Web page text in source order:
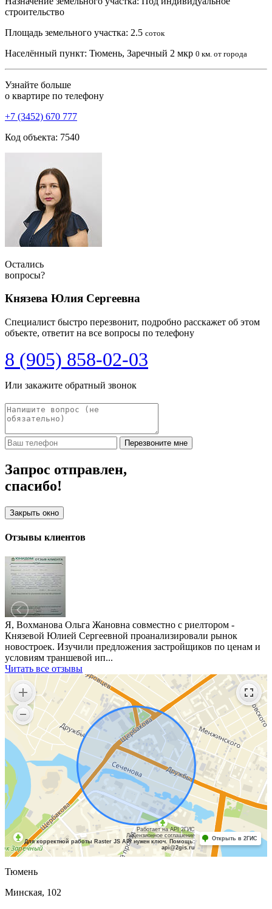
строительство
Площадь земельного участка: 2.5 соток
Населённый пункт: Тюмень, Заречный 2 мкр 0 км. от города
Узнайте больше
о квартире по телефону
+7 (3452) 670 777
Код объекта: 7540
Остались
вопросы?
Князева Юлия Сергеевна
Специалист быстро перезвонит, подробно расскажет об этом
объекте, ответит на все вопросы по телефону
8 (905) 858-02-03
Или закажите обратный звонок
Перезвоните мне
Запрос отправлен,
спасибо!
Закрыть окно
Отзывы клиентов
Я, Вохманова Ольга Жановна совместно с риелтором -
Князевой Юлией Сергеевной проанализировали рынок
новостроек. Изучили предложения застройщиков по ценам и
условиям траншевой ип...
Читать все отзывы
Работает на API 2ГИС
Лицензионное соглашение
Для корректной работы Raster JS API нужен ключ. Помощь:
api@2gis.ru
Открыть в 2ГИС
Тюмень
Минская, 102